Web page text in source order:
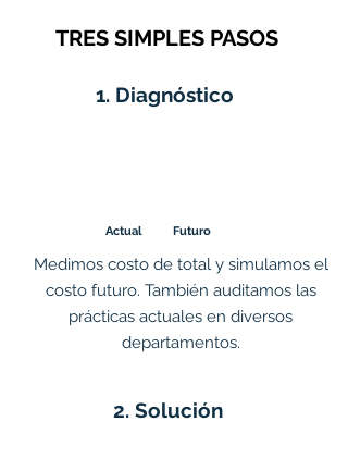
1. Diagnóstico
Actual Futuro
Medimos costo de total y simulamos el
costo futuro. También auditamos las
prácticas actuales en diversos
departamentos.
2. Solución
TRES SIMPLES PASOS